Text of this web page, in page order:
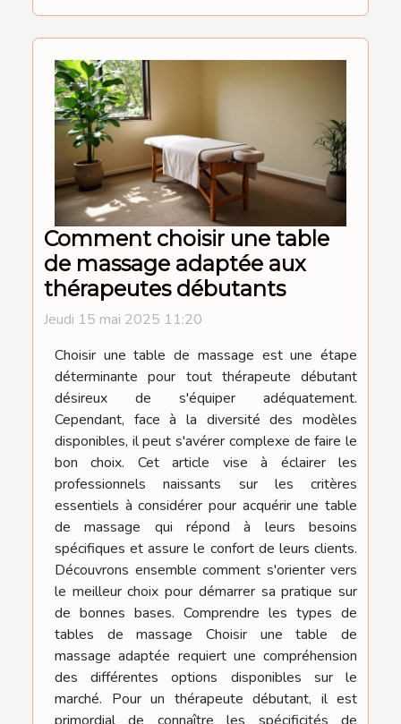
Comment choisir une table
de massage adaptée aux
thérapeutes débutants
Jeudi 15 mai 2025 11:20
Choisir une table de massage est une étape
déterminante pour tout thérapeute débutant
désireux de s'équiper adéquatement.
Cependant, face à la diversité des modèles
disponibles, il peut s'avérer complexe de faire le
bon choix. Cet article vise à éclairer les
professionnels naissants sur les critères
essentiels à considérer pour acquérir une table
de massage qui répond à leurs besoins
spécifiques et assure le confort de leurs clients.
Découvrons ensemble comment s'orienter vers
le meilleur choix pour démarrer sa pratique sur
de bonnes bases. Comprendre les types de
tables de massage Choisir une table de
massage adaptée requiert une compréhension
des différentes options disponibles sur le
marché. Pour un thérapeute débutant, il est